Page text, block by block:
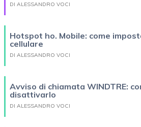
DI ALESSANDRO VOCI
Hotspot ho. Mobile: come
cellulare
DI ALESSANDRO VOCI
Avviso di chiamata WINDTRE:
disattivarlo
DI ALESSANDRO VOCI